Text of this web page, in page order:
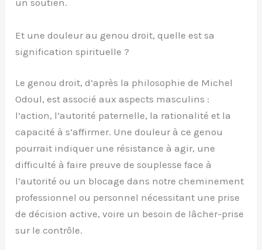
un soutien.
Et une douleur au genou droit, quelle est sa
signification spirituelle ?
Le genou droit, d’après la philosophie de Michel
Odoul, est associé aux aspects masculins :
l’action, l’autorité paternelle, la rationalité et la
capacité à s’affirmer. Une douleur à ce genou
pourrait indiquer une résistance à agir, une
difficulté à faire preuve de souplesse face à
l’autorité ou un blocage dans notre cheminement
professionnel ou personnel nécessitant une prise
de décision active, voire un besoin de lâcher-prise
sur le contrôle.